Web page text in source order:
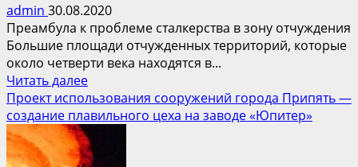
admin 30.08.2020
Преамбула к проблеме сталкерства в зону отчуждения
Большие площади отчужденных территорий, которые
около четверти века находятся в...
Читать далееПрочитать
больше
о
Сталкер
Проект использования сооружений города Припять —
создание плавильного цеха на заводе «Юпитер»